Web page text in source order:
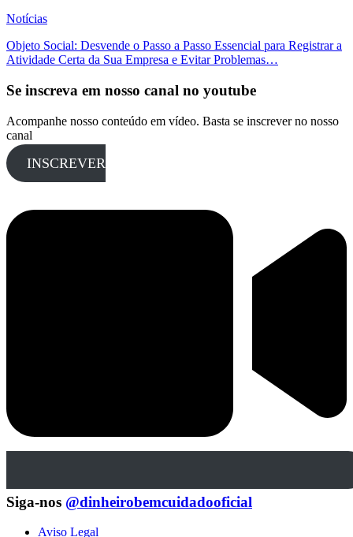
Notícias
Objeto Social: Desvende o Passo a Passo Essencial para Registrar a
Atividade Certa da Sua Empresa e Evitar Problemas…
Se inscreva em nosso canal no youtube
Acompanhe nosso conteúdo em vídeo. Basta se inscrever no nosso
canal
INSCREVER
Siga-nos @dinheirobemcuidadooficial
Aviso Legal